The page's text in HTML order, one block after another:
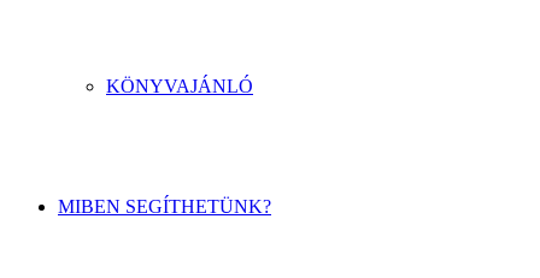
KÖNYVAJÁNLÓ
MIBEN SEGÍTHETÜNK?